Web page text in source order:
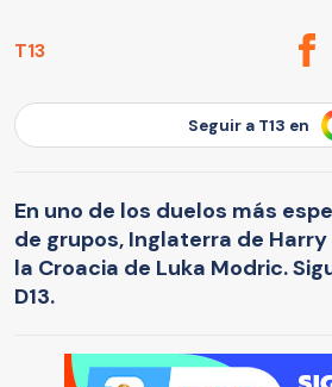
T13
Seguir a T13 en
En uno de los duelos más
de grupos, Inglaterra de
la Croacia de Luka Modric.
D13.